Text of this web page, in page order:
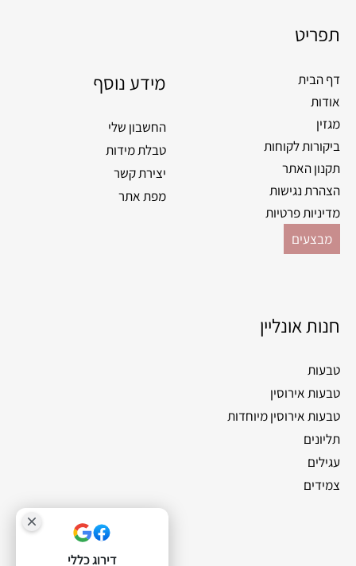
b
o
k
a
r
a
m
תפריט
דף הבית
אודות
מגזין
ביקורות לקוחות
תקנון האתר
הצהרת נגישות
מדיניות פרטיות
מבצעים
מידע נוסף
החשבון שלי
טבלת מידות
יצירת קשר
מפת אתר
חנות אונליין
טבעות
טבעות אירוסין
טבעות אירוסין מיוחדות
תליונים
עגילים
צמידים
דירוג כללי